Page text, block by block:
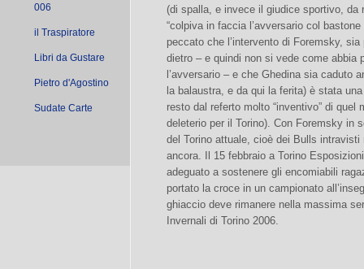
006
il Traspiratore
Libri da Gustare
Pietro d'Agostino
Sudate Carte
(di spalla, e invece il giudice sportivo, da
“colpiva in faccia l’avversario col
peccato che l’intervento di Foremsky,
dietro – e quindi non si vede come abbia
l’avversario – e che Ghedina sia caduto
la balaustra, e da qui la ferita) è stata
resto dal referto molto “inventivo” di quel
deleterio per il Torino). Con Foremsky in
del Torino attuale, cioè dei Bulls
ancora. Il 15 febbraio a Torino
adeguato a sostenere gli encomiabili
portato la croce in un campionato
ghiaccio deve rimanere nella massima
Invernali di Torino 2006.